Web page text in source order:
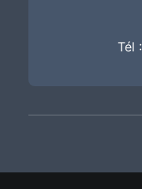
Tél :